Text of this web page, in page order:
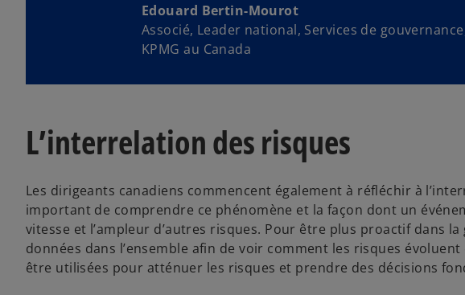
Edouard Bertin-Mourot
Associé, Leader national, Services de
KPMG au Canada
L’interrelation des risques
Les dirigeants canadiens commencent également à réfléchir à
important de comprendre ce phénomène et la façon dont un
vitesse et l’ampleur d’autres risques. Pour être plus proactif dans
données dans l’ensemble afin de voir comment les risques
être utilisées pour atténuer les risques et prendre des décisions